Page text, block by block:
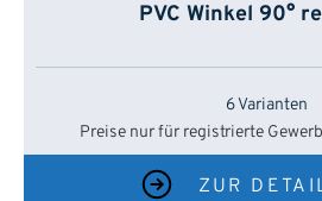
PVC Winkel 90°
6 Varianten
Preise nur für registrierte
ZUR